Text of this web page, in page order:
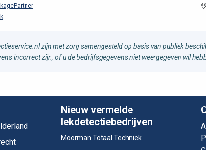
zijn met zorg samengesteld op basis van publiek
incorrect zijn, of u de bedrijfsgegevens niet weergegeven wil
Nieuw vermelde
lekdetectiebedrijven
Moorman Totaal Techniek